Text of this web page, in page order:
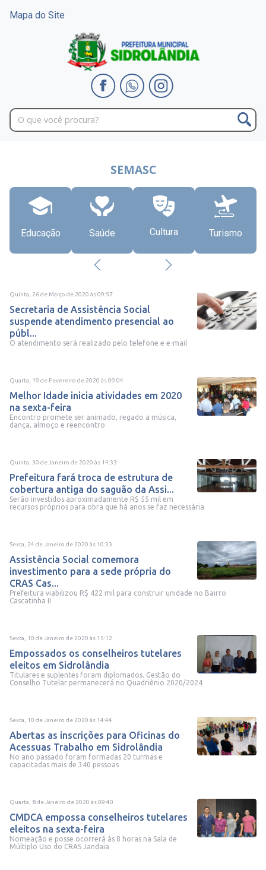
Mapa do Site
SEMASC
Educação Saúde Cultura Turismo
Quinta, 26 de Março de 2020 às09:57
Secretaria de Assistência Social
suspende atendimento presencial ao
públ...
O atendimento será realizado pelo telefone e e-mail
Quarta, 19 de Fevereiro de 2020 às09:04
Melhor Idade inicia atividades em 2020
na sexta-feira
Encontro promete ser animado, regado a música,
dança, almoço e reencontro
Quinta, 30 de Janeiro de 2020 às 14:33
Prefeitura fará troca de estrutura de
cobertura antiga do saguão da Assi...
Serão investidos aproximadamente R$ 55 mil em
recursos próprios para obra que há anos se faz necessária
Sexta, 24 de Janeiro de 2020 às 10:33
Assistência Social comemora
investimento para a sede própria do
CRAS Cas...
Prefeitura viabilizou R$ 422 mil para construir unidade no Bairro
Cascatinha II
Sexta, 10 de Janeiro de 2020 às 15:12
Empossados os conselheiros tutelares
eleitos em Sidrolândia
Titulares e suplentes foram diplomados. Gestão do
Conselho Tutelar permanecerá no Quadriênio 2020/2024
Sexta, 10 de Janeiro de 2020 às 14:44
Abertas as inscrições para Oficinas do
Acessuas Trabalho em Sidrolândia
No ano passado foram formadas 20 turmas e
capacitadas mais de 340 pessoas
Quarta, 8 de Janeiro de 2020 às09:40
CMDCA empossa conselheiros tutelares
eleitos na sexta-feira
Nomeação e posse ocorrerá às 8 horas na Sala de
Múltiplo Uso do CRAS Jandaia